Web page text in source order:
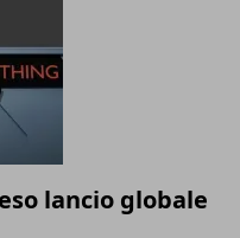
lancio globale